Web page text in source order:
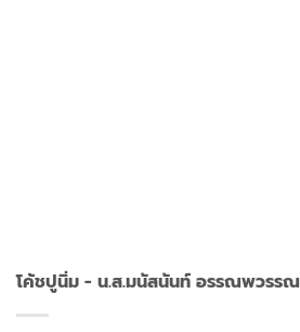
โค้ชปูนิ่ม - น.ส.มนัสนันท์ อรรณพวรรณ